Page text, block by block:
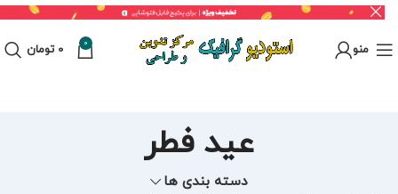
منو 0
0 تومان
عید فطر
دسته بندی ها